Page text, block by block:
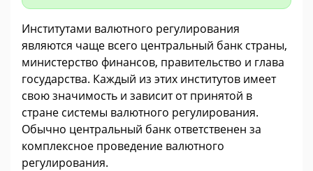
Институтами валютного регулирования
являются чаще всего центральный банк страны,
министерство финансов, правительство и глава
государства. Каждый из этих институтов имеет
свою значимость и зависит от принятой в
стране системы валютного регулирования.
Обычно центральный банк ответственен за
комплексное проведение валютного
регулирования.